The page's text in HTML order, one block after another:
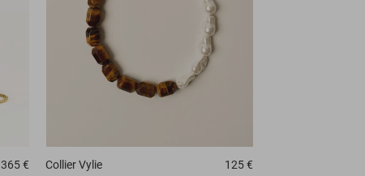
365 € CollierVylie 125 €